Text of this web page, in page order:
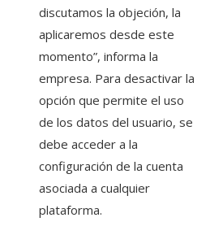
discutamos la objeción, la
aplicaremos desde este
momento”, informa la
empresa. Para desactivar la
opción que permite el uso
de los datos del usuario, se
debe acceder a la
configuración de la cuenta
asociada a cualquier
plataforma.